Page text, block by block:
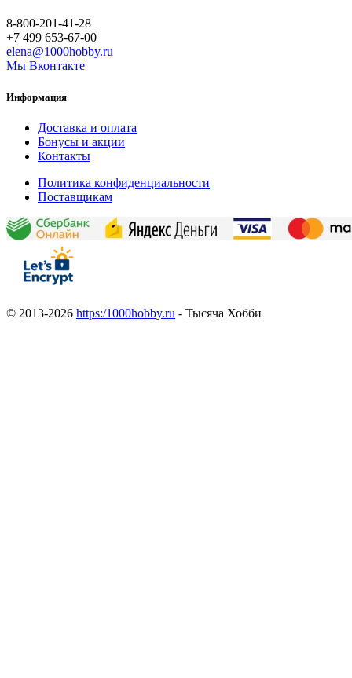
8-800-201-41-28
+7 499 653-67-00
elena@1000hobby.ru
Мы Вконтакте
Информация
Доставка и оплата
Бонусы и акции
Контакты
Политика конфиденциальности
Поставщикам
© 2013-2026 https:/1000hobby.ru - Тысяча Хобби